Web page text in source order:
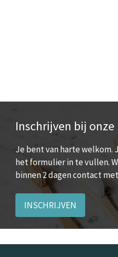
Inschrijven bij
Je bent van harte welkom.
het formulier in te vullen.
binnen 2 dagen contact
INSCHRIJVEN